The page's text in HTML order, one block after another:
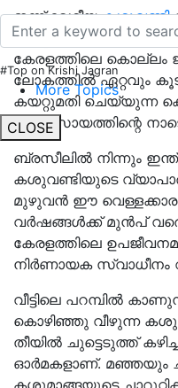
#Top on Krishi Jagran
More Topics
CLOSE
ഇന്ന് ദേശീയകശുവണ്ടി
കയറ്റുമതിയിൽ 75
കേരളത്തിലെ കൊല്ലം
ലോകത്തിൽ ഏറ്റവും
കയറ്റുമതി ചെയ്യുന്ന
വ്യവസായത്തിന്റെ
ബ്രസീലിൽ നിന്നും
കശുവണ്ടിയുടെ
മുഴുവൻ ഈ
വർഷങ്ങൾക്ക് മുൻപ്
കേരളത്തിലെ
നിർണായക സ്വാധീനം
വീട്ടിലെ പറമ്പിൽ
കൊഴിഞ്ഞു വീഴുന്ന
തീയിൽ ചുട്ടെടുത്ത്
ഓർമകളാണ്. മഞ്ഞയും
കശുമാങ്ങയുടെ